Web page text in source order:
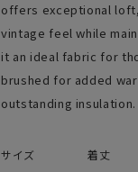
offers exceptional
vintage feel while
it an ideal fabric for
brushed for added
outstanding insulation.
サイズ 着丈